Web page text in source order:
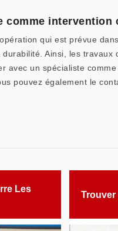
comme intervention
qui est prévue
Ainsi, les
avec un spécialiste
pouvez également le
Les
Trouver